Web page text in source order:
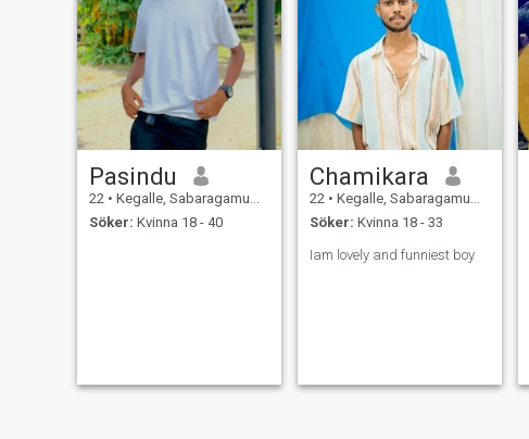
Pasindu
22 • Kegalle, Sabaragamuwa, Sri Lanka
Söker: Kvinna 18 - 40
Chamikara
22 • Kegalle, Sabaragamuwa, Sri Lanka
Söker: Kvinna 18 - 33
Iam lovely and funniest boy